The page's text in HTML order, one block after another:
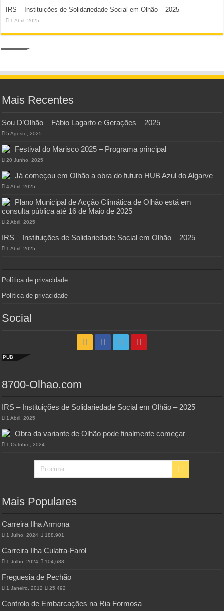
IRS – Instituições de Solidariedade Social em Olhão – 2025
1 Abril, 2025
Mais Recentes
Sou D’Olhão – Fábio Lagarto e Gerações – 2025
5 Agosto, 2025
Festival do Marisco 2025 – Programa principal
20 Junho, 2025
Já começou em Olhão a obra do futuro HUB Azul do Algarve
4 Abril, 2025
Plano Municipal de Acção Climática de Olhão está em
consulta pública até 16 de Maio de 2025
2 Abril, 2025
IRS – Instituições de Solidariedade Social em Olhão – 2025
1 Abril, 2025
Política de privacidade
Política de privacidade
Social
PUB
8700-Olhao.com
IRS – Instituições de Solidariedade Social em Olhão – 2025
1 Abril, 2025
Obra da variante de Olhão pode finalmente começar
1 Outubro, 2024
Mais Populares
Carreira Ilha Armona
1 Julho, 2024 188,901
Carreira Ilha Culatra-Farol
1 Julho, 2024 104,688
Freguesia de Pechão
1 Janeiro, 2012 25,492
Controlo de Embarcações na Ria Formosa